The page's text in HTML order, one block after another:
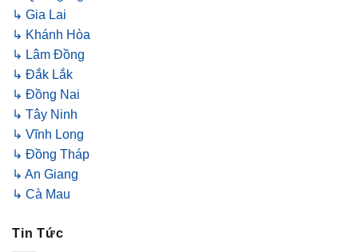
↳ Gia Lai
↳ Khánh Hòa
↳ Lâm Đồng
↳ Đắk Lắk
↳ Đồng Nai
↳ Tây Ninh
↳ Vĩnh Long
↳ Đồng Tháp
↳ An Giang
↳ Cà Mau
Tin Tức